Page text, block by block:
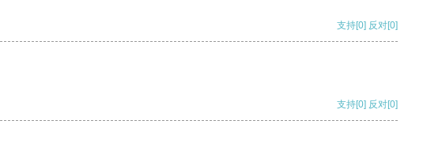
支持[0] 反对[0]
支持[0] 反对[0]